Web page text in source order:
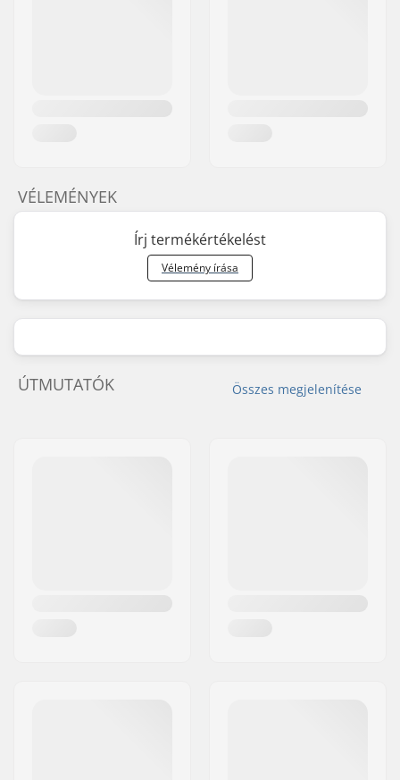
VÉLEMÉNYEK
Írj termékértékelést
Vélemény írása
Összes megjelenítése
ÚTMUTATÓK